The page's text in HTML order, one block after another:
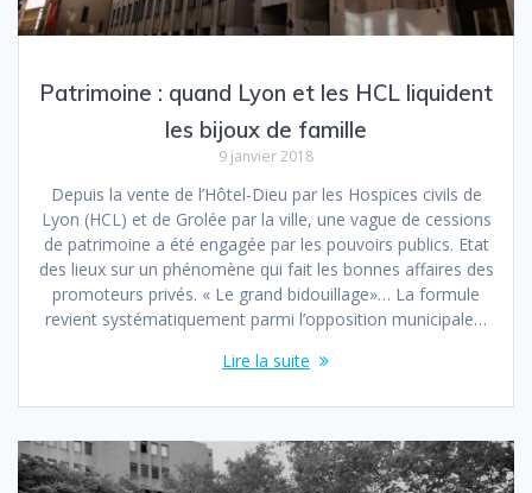
Patrimoine : quand Lyon et les HCL liquident
les bijoux de famille
9 janvier 2018
Depuis la vente de l’Hôtel-Dieu par les Hospices civils de
Lyon (HCL) et de Grolée par la ville, une vague de cessions
de patrimoine a été engagée par les pouvoirs publics. Etat
des lieux sur un phénomène qui fait les bonnes affaires des
promoteurs privés. « Le grand bidouillage»… La formule
revient systématiquement parmi l’opposition municipale…
Lire la suite